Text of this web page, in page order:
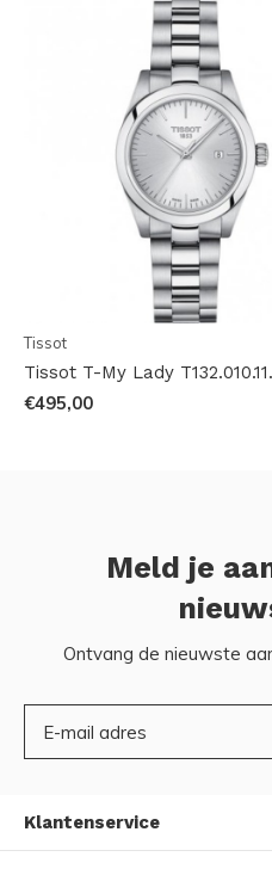
Tissot
Tissot T-My Lady
€495,00
Meld je
Ontvang de nieuwste
Klantenservice